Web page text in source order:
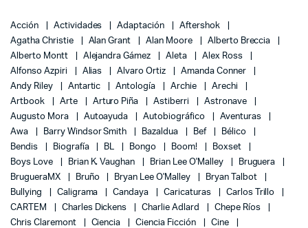
Acción Actividades Adaptación
Aftershok
Agatha Christie
Alan Grant Alan Moore
Alberto Breccia
Alberto Montt
Alejandra Gámez Aleta
Alex Ross
Alfonso Azpiri
Alias Alvaro Ortiz
Amanda Conner
Andy Riley
Antartic Antología Archie
Arechi
Artbook
Arte Arturo Piña Astiberri
Astronave
Augusto Mora
Autoayuda Autobiográfico
Aventuras
Awa
Barry Windsor Smith Bazaldua Bef
Bélico
Bendis
Biografía BL Bongo Boom!
Boxset
Boys Love
Brian K. Vaughan Brian Lee O'Malley
Bruguera
BrugueraMX
Bruño Bryan Lee O'Malley
Bryan Talbot
Bullying
Caligrama Candaya Caricaturas
Carlos Trillo
CARTEM
Charles Dickens Charlie Adlard
Chepe Ríos
Chris Claremont
Ciencia Ciencia Ficción
Cine